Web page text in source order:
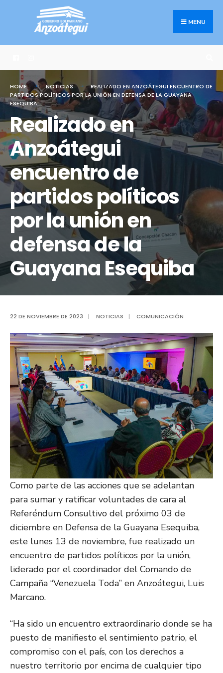
MENU
HOME NOTICIAS
REALIZADO EN ANZOÁTEGUI ENCUENTRO DE
PARTIDOS POLÍTICOS POR LA UNIÓN EN DEFENSA DE LA GUAYANA
ESEQUIBA
Realizado en
Anzoátegui
encuentro de
partidos políticos
por la unión en
defensa de la
Guayana Esequiba
22 DE NOVIEMBRE DE 2023 | NOTICIAS | COMUNICACIÓN
Como parte de las acciones que se adelantan
para sumar y ratificar voluntades de cara al
Referéndum Consultivo del próximo 03 de
diciembre en Defensa de la Guayana Esequiba,
este lunes 13 de noviembre, fue realizado un
encuentro de partidos políticos por la unión,
liderado por el coordinador del Comando de
Campaña “Venezuela Toda” en Anzoátegui, Luis
Marcano.
“Ha sido un encuentro extraordinario donde se ha
puesto de manifiesto el sentimiento patrio, el
compromiso con el país, con los derechos a
nuestro territorio por encima de cualquier tipo
Search